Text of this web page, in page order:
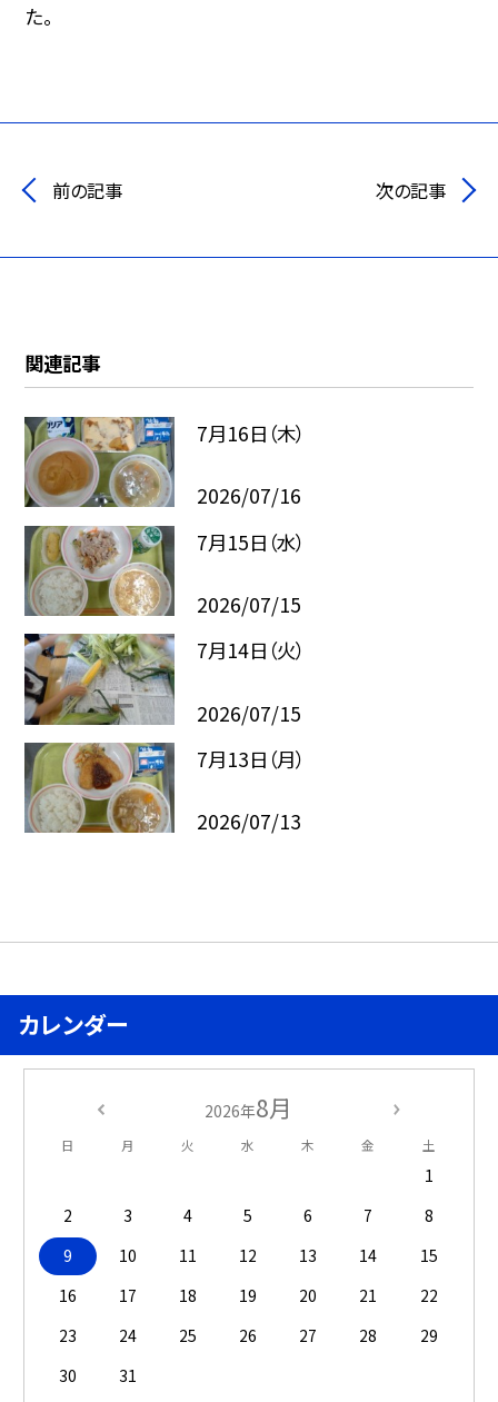
た。
前の記事 次の記事
関連記事
7月16日（木）
2026/07/16
7月15日（水）
2026/07/15
7月14日（火）
2026/07/15
7月13日（月）
2026/07/13
カレンダー
2026年8月
日 月 火 水 木 金 土
1
2
3 4 5 6 7
8
9
10 11 12 13 14
15
16
17 18 19 20 21
22
23
24 25 26 27 28
29
30
31